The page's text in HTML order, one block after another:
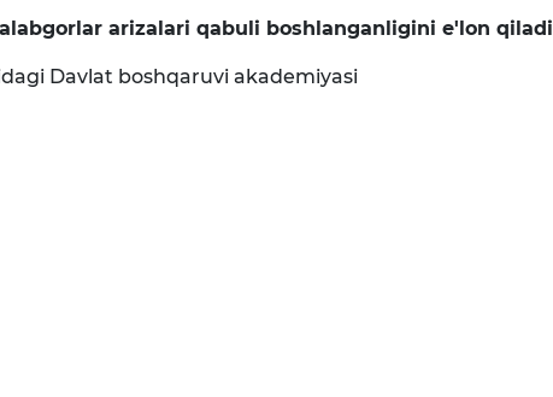
arizalari qabuli boshlanganligini e'lon qiladi
Davlat boshqaruvi akademiyasi